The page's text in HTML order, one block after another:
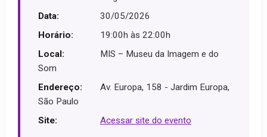
Data:
30/05/2026
Horário:
19:00h às 22:00h
Local:
MIS – Museu da Imagem e do
Som
Endereço:
Av. Europa, 158 - Jardim Europa,
São Paulo
Site:
Acessar site do evento